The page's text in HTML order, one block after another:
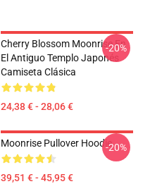
Cherry Blossom Moonrise En
El Antiguo Templo Japonés
Camiseta Clásica
24,38 € - 28,06 €
-20%
Moonrise Pullover Hoodie
39,51 € - 45,95 €
-20%